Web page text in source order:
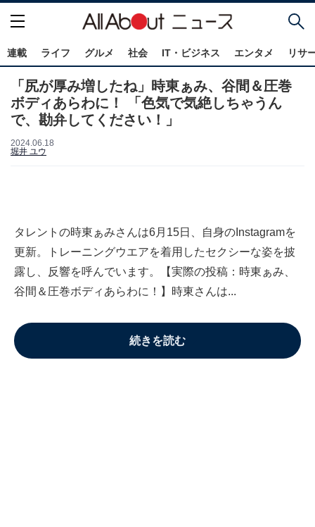
連載 ライフ グルメ 社会 IT・ビジネス エンタメ リサ
「尻が厚み増したね」時東ぁみ、谷間＆圧巻
ボディあらわに！ 「色気で気絶しちゃうん
で、勘弁してください！」
2024.06.18
堀井 ユウ
タレントの時東ぁみさんは6月15日、自身のInstagramを
更新。トレーニングウエアを着用したセクシーな姿を披
露し、反響を呼んでいます。【実際の投稿：時東ぁみ、
谷間＆圧巻ボディあらわに！】時東さんは...
続きを読む